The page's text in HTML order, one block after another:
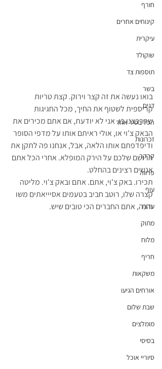
חורף
קינוחים אחרים
עיקרית
שוקולד
תוספות צד
בשר
דגים
הכל בסיר אחד
זכרונות
קרקר
פרווה
עוף
עדות
מתוק
מלוח
חריף
משקאות
אורחים הגיעו
שבת שלום
מומלצים
בסיסי
סיוריי אוכל
בואו נעשה את זה קצר וירוק. קצת טריות
קריספית לשטוף את החיך, מכל החגיגות
שהרבצנו בו. אני לא יודעת, אם אתם מכירים את
הבאק צ'וי או, אולי ראיתם אותו על מדפי הסופר
ודיפדפתם אותו הלאה, אבל, אנחנו פה לתקן את
הרושם שלכם על הירק המופלא. אחרי הכל אתם
אנשים רצינים בהחלט.
תכירו. באק צ'וי, אתם. אתם ובאק צ'וי. מליטה
קצרה שלו, רוטב חביב בטעמים אסיייאתים משו
והנה, אתם החברים הכי טובים שיש.